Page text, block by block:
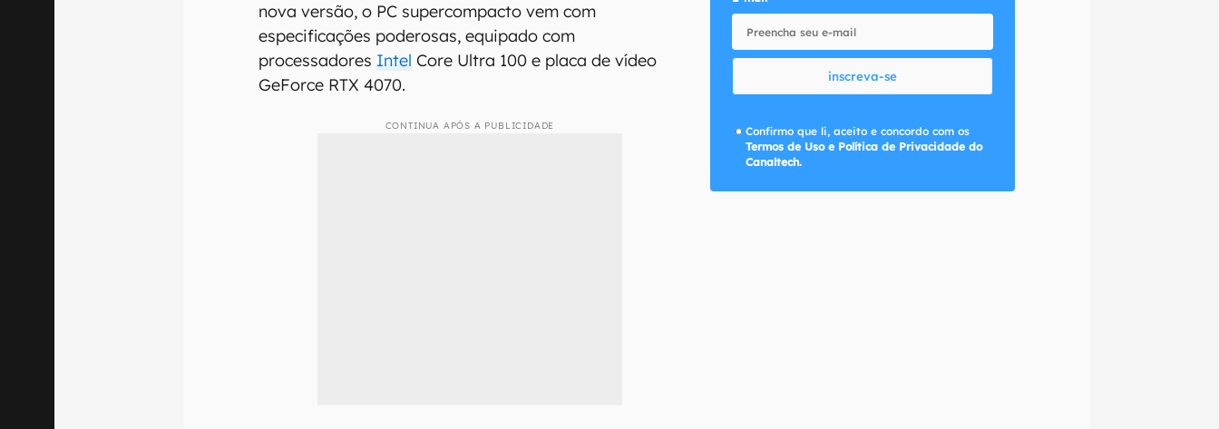
nova versão, o PC supercompacto vem com
especificações poderosas, equipado com
processadores Intel Core Ultra 100 e placa de vídeo
GeForce RTX 4070.
CONTINUA APÓS A PUBLICIDADE
inscreva-se
Confirmo que li, aceito e concordo com os
Termos de Uso e Política de Privacidade do
Canaltech.